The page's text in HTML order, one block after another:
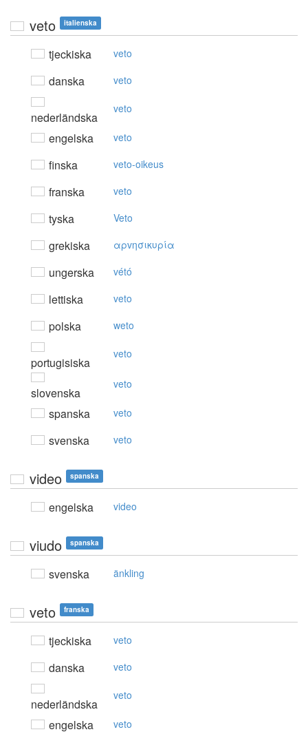
veto italienska
tjeckiska veto
danska veto
nederländska
veto
engelska veto
finska veto-oikeus
franska veto
tyska Veto
grekiska αρvησικυρία
ungerska vétó
lettiska veto
polska weto
portugisiska
veto
slovenska
veto
spanska veto
svenska veto
video spanska
engelska video
viudo spanska
svenska änkling
veto franska
tjeckiska veto
danska veto
nederländska
veto
engelska veto